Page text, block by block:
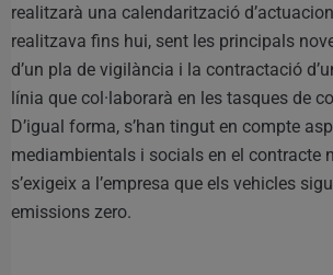
realitzarà una calendarització
realitzava fins hui, sent les principals
d’un pla de vigilància i la contractació
línia que col·laborarà en les tasques de
D’igual forma, s’han tingut en compte
mediambientals i socials en el contracte
s’exigeix a l’empresa que els vehicles
emissions zero.